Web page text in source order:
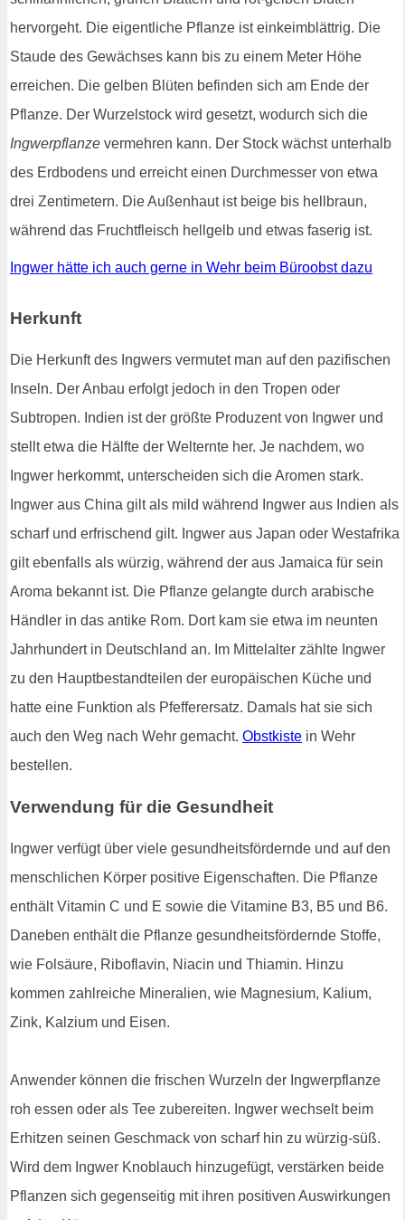
hervorgeht. Die eigentliche Pflanze ist einkeimblättrig. Die
Staude des Gewächses kann bis zu einem Meter Höhe
erreichen. Die gelben Blüten befinden sich am Ende der
Pflanze. Der Wurzelstock wird gesetzt, wodurch sich die
Ingwerpflanze vermehren kann. Der Stock wächst unterhalb
des Erdbodens und erreicht einen Durchmesser von etwa
drei Zentimetern. Die Außenhaut ist beige bis hellbraun,
während das Fruchtfleisch hellgelb und etwas faserig ist.
Ingwer hätte ich auch gerne in Wehr beim Büroobst dazu
Herkunft
Die Herkunft des Ingwers vermutet man auf den pazifischen
Inseln. Der Anbau erfolgt jedoch in den Tropen oder
Subtropen. Indien ist der größte Produzent von Ingwer und
stellt etwa die Hälfte der Welternte her. Je nachdem, wo
Ingwer herkommt, unterscheiden sich die Aromen stark.
Ingwer aus China gilt als mild während Ingwer aus Indien als
scharf und erfrischend gilt. Ingwer aus Japan oder Westafrika
gilt ebenfalls als würzig, während der aus Jamaica für sein
Aroma bekannt ist. Die Pflanze gelangte durch arabische
Händler in das antike Rom. Dort kam sie etwa im neunten
Jahrhundert in Deutschland an. Im Mittelalter zählte Ingwer
zu den Hauptbestandteilen der europäischen Küche und
hatte eine Funktion als Pfefferersatz. Damals hat sie sich
auch den Weg nach Wehr gemacht. Obstkiste in Wehr
bestellen.
Verwendung für die Gesundheit
Ingwer verfügt über viele gesundheitsfördernde und auf den
menschlichen Körper positive Eigenschaften. Die Pflanze
enthält Vitamin C und E sowie die Vitamine B3, B5 und B6.
Daneben enthält die Pflanze gesundheitsfördernde Stoffe,
wie Folsäure, Riboflavin, Niacin und Thiamin. Hinzu
kommen zahlreiche Mineralien, wie Magnesium, Kalium,
Zink, Kalzium und Eisen.
Anwender können die frischen Wurzeln der Ingwerpflanze
roh essen oder als Tee zubereiten. Ingwer wechselt beim
Erhitzen seinen Geschmack von scharf hin zu würzig-süß.
Wird dem Ingwer Knoblauch hinzugefügt, verstärken beide
Pflanzen sich gegenseitig mit ihren positiven Auswirkungen